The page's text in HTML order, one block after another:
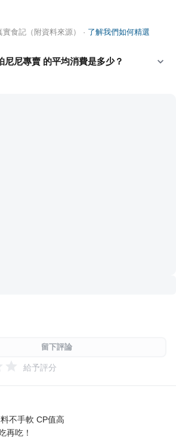
食記（附資料來源） · 了解我們如何精選
尼專賣 的平均消費是多少？
留下評論
給予評分
不手軟 CP值高
再吃！